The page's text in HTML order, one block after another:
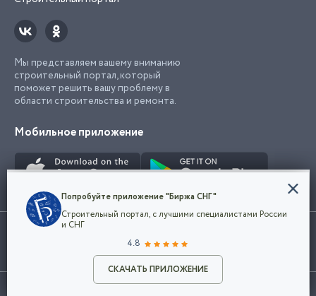
Разместить объявление
Мы представляем вашему вниманию
строительный портал, который
поможет решить вашу проблему в
области строительства и ремонта.
Мобильное приложение
Использование сайта, в том числе подача объявлений, означает
марки представленные на сайте являются собственностью их
©2026Биржа СНГ
Конфиденциальность
Мы используем файлы cookie, чтобы сделать
наш сайт удобным для каждого
Политикой конфиденциальности компании
и принимаете условия использования cookie.
Попробуйте приложение "Биржа СНГ"
Строительный портал, с лучшими специалистами России
и СНГ
4.8
СКАЧАТЬ ПРИЛОЖЕНИЕ